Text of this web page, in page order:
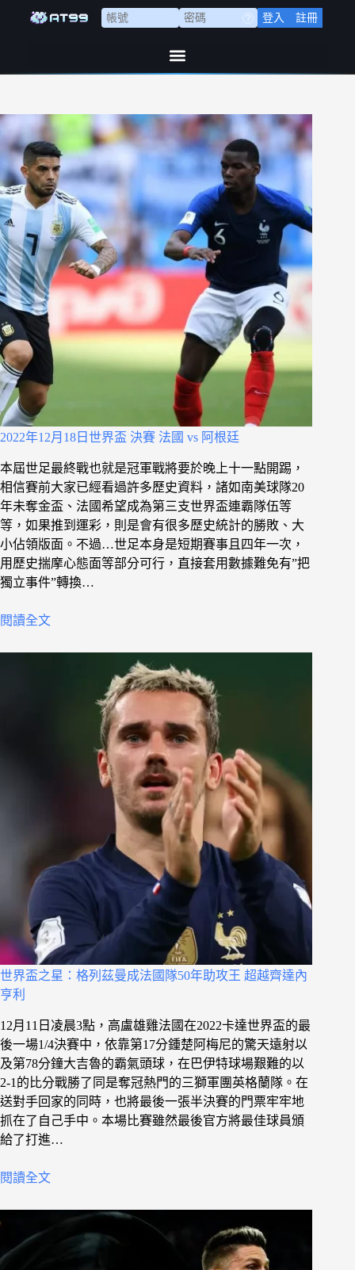
登入 註冊
2022年12月18日世界盃 決賽 法國 vs 阿根廷
本屆世足最終戰也就是冠軍戰將要於晚上十一點開踢，
相信賽前大家已經看過許多歷史資料，諸如南美球隊20
年未奪金盃、法國希望成為第三支世界盃連霸隊伍等
等，如果推到運彩，則是會有很多歷史統計的勝敗、大
小佔領版面。不過…世足本身是短期賽事且四年一次，
用歷史揣摩心態面等部分可行，直接套用數據難免有”把
獨立事件”轉換…
閱讀全文
世界盃之星：格列茲曼成法國隊50年助攻王 超越齊達內
亨利
12月11日凌晨3點，高盧雄雞法國在2022卡達世界盃的最
後一場1/4決賽中，依靠第17分鍾楚阿梅尼的驚天遠射以
及第78分鐘大吉魯的霸氣頭球，在巴伊特球場艱難的以
2-1的比分戰勝了同是奪冠熱門的三獅軍團英格蘭隊。在
送對手回家的同時，也將最後一張半決賽的門票牢牢地
抓在了自己手中。本場比賽雖然最後官方將最佳球員頒
給了打進…
閱讀全文